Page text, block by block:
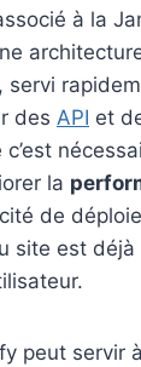
à la
des API et
la
de
site est déjà
peut servir